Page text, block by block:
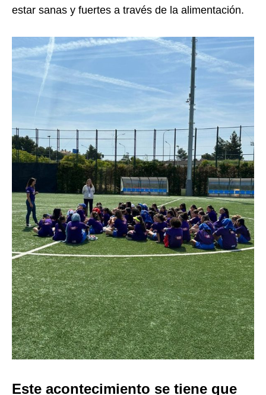
estar sanas y fuertes a través de la alimentación.
Este acontecimiento se tiene que